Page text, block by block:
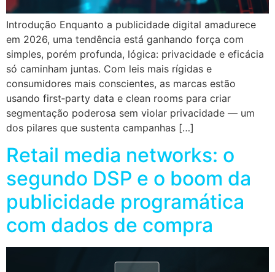
Introdução Enquanto a publicidade digital amadurece
em 2026, uma tendência está ganhando força com
simples, porém profunda, lógica: privacidade e eficácia
só caminham juntas. Com leis mais rígidas e
consumidores mais conscientes, as marcas estão
usando first‑party data e clean rooms para criar
segmentação poderosa sem violar privacidade — um
dos pilares que sustenta campanhas […]
Retail media networks: o
segundo DSP e o boom da
publicidade programática
com dados de compra